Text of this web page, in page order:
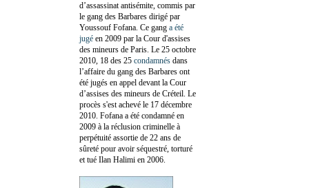
d’assassinat antisémite, commis par
le gang des Barbares dirigé par
Youssouf Fofana. Ce gang a été
jugé en 2009 par la Cour d'assises
des mineurs de Paris. Le 25 octobre
2010, 18 des 25 condamnés dans
l’affaire du gang des Barbares ont
été jugés en appel devant la Cour
d’assises des mineurs de Créteil. Le
procès s'est achevé le 17 décembre
2010. Fofana a été condamné en
2009 à la réclusion criminelle à
perpétuité assortie de 22 ans de
sûreté pour avoir séquestré, torturé
et tué Ilan Halimi en 2006.